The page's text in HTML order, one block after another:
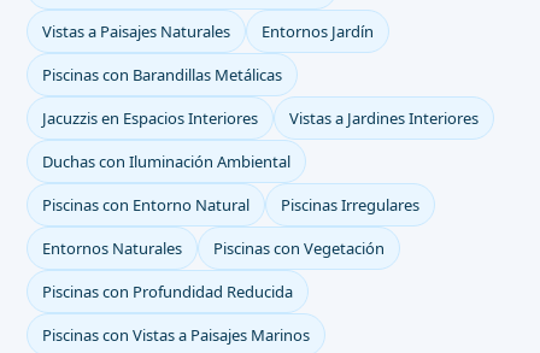
Vistas a Paisajes Naturales
Entornos Jardín
Piscinas con Barandillas Metálicas
Jacuzzis en Espacios Interiores
Vistas a Jardines Interiores
Duchas con Iluminación Ambiental
Piscinas con Entorno Natural
Piscinas Irregulares
Entornos Naturales
Piscinas con Vegetación
Piscinas con Profundidad Reducida
Piscinas con Vistas a Paisajes Marinos